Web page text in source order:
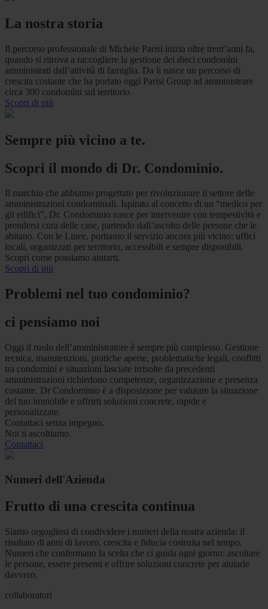
La nostra storia
Il percorso professionale di Michele Parisi inizia oltre trent’anni fa,
quando si ritrova a raccogliere la gestione dei dieci condomìni
amministrati dall’attività di famiglia. Da li nasce un percorso di
crescita costante che ha portato oggi Parisi Group ad amministrare
circa 300 condomìni sul territorio.
Scopri di più
Sempre più vicino a te.
Scopri il mondo di Dr. Condominio.
Il marchio che abbiamo progettato per rivoluzionare il settore delle
amministrazioni condominiali. Ispirato al concetto di un “medico per
gli edifici”, Dr. Condominio nasce per intervenire con tempestività e
prendersi cura delle case, partendo dall’ascolto delle persone che le
abitano. Con le Linee, portiamo il servizio ancora più vicino: uffici
locali, organizzati per territorio, accessibili e sempre disponibili.
Scopri come possiamo aiutarti.
Scopri di più
Problemi nel tuo condominio?
ci pensiamo noi
Oggi il ruolo dell’amministratore è sempre più complesso. Gestione
tecnica, manutenzioni, pratiche aperte, problematiche legali, conflitti
tra condomini e situazioni lasciate irrisolte da precedenti
amministrazioni richiedono competenze, organizzazione e presenza
costante. Dr Condominio è a disposizione per valutare la situazione
del tuo immobile e offrirti soluzioni concrete, rapide e
personalizzate.
Contattaci senza impegno.
Noi ti ascoltiamo.
Contattaci
Numeri dell'Azienda
Frutto di una crescita continua
Siamo orgogliosi di condividere i numeri della nostra azienda: il
risultato di anni di lavoro, crescita e fiducia costruita nel tempo.
Numeri che confermano la scelta che ci guida ogni giorno: ascoltare
le persone, essere presenti e offrire soluzioni concrete per aiutarle
davvero.
collaboratori